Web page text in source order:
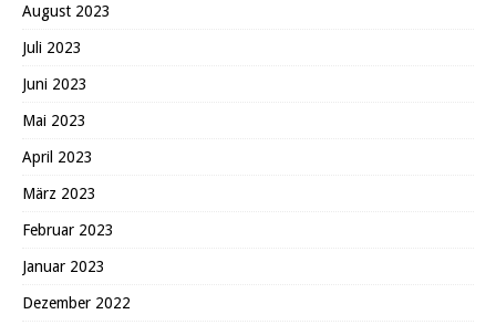
August 2023
Juli 2023
Juni 2023
Mai 2023
April 2023
März 2023
Februar 2023
Januar 2023
Dezember 2022